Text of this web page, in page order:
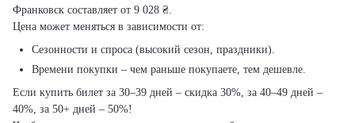
Франковск составляет от 9 028 ₴.
Цена может меняться в зависимости от:
Сезонности и спроса (высокий сезон, праздники).
Времени покупки – чем раньше покупаете, тем дешевле.
Если купить билет за 30–39 дней – скидка 30%, за 40–49 дней –
40%, за 50+ дней – 50%!